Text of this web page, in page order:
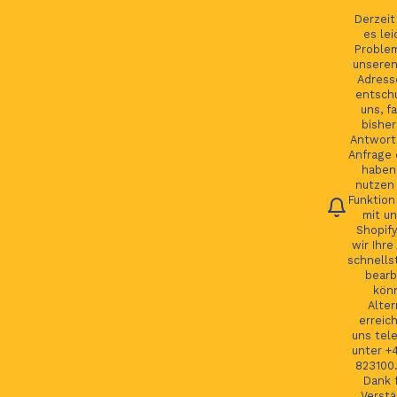
es
uns,
Antwort
Anfrage
nutzen
mit
wir Ihre
uns
unter
Dank